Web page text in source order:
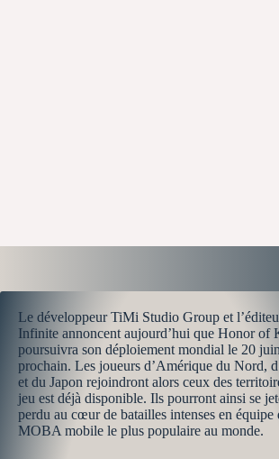
Le développeur TiMi Studio Group et
Infinite annoncent aujourd’hui que Honor of
poursuivra son déploiement mondial le 20 juin
prochain. Les joueurs d’Amérique du Nord,
et du Japon rejoindront alors ceux des
jeu est déjà disponible. Ils pourront ainsi se
perdu au cœur de batailles intenses en équipe
MOBA mobile le plus populaire au monde.